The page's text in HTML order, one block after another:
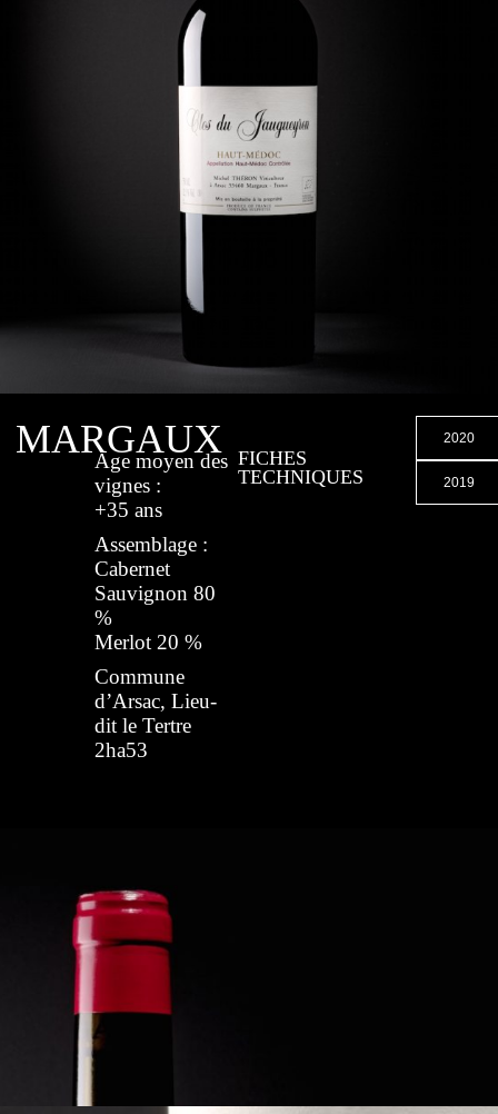
MARGAUX
Age moyen des
vignes :
+35 ans
Assemblage :
Cabernet
Sauvignon 80
%
Merlot 20 %
Commune
d’Arsac, Lieu-
dit le Tertre
2ha53
FICHES
TECHNIQUES
2020
2019